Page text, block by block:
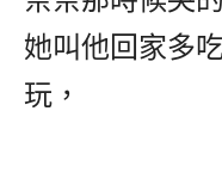
她叫他回家多
玩，